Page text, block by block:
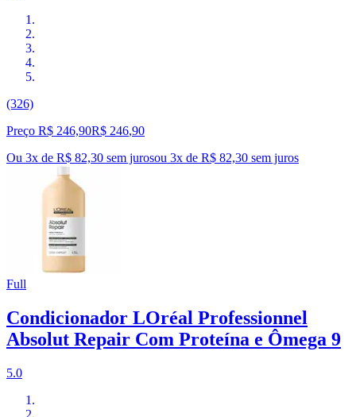
(326)
Preço R$ 246,90R$ 246,90
Ou 3x de R$ 82,30 sem jurosou 3x de R$ 82,30 sem juros
Full
Condicionador LOréal Professionnel
Absolut Repair Com Proteína e Ômega 9
5.0